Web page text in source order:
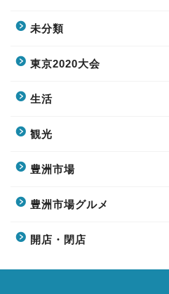
未分類
東京2020大会
生活
観光
豊洲市場
豊洲市場グルメ
開店・閉店